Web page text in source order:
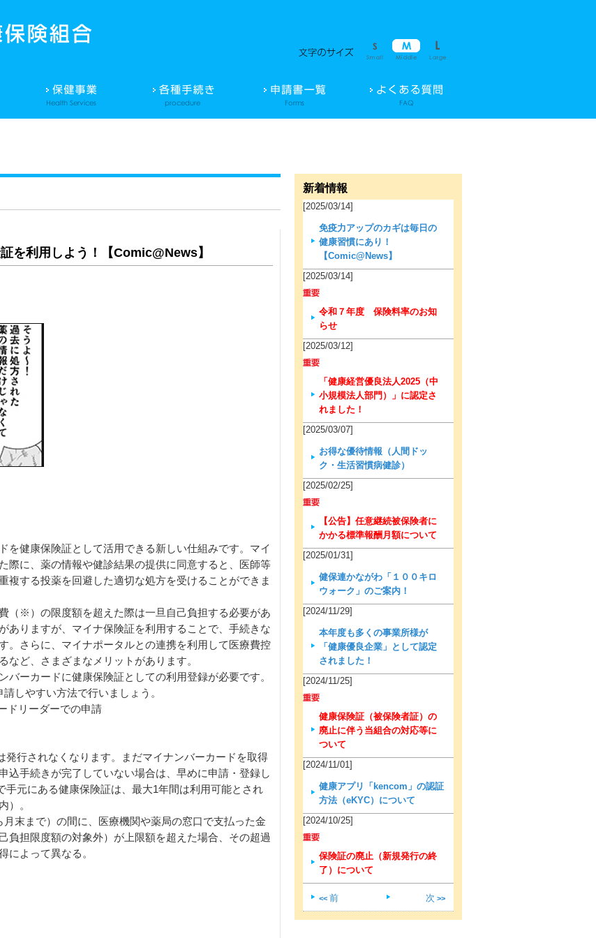
を利用しよう！【Comic@News】
を健康保険証として活用できる新しい仕組みです。マイ
際に、薬の情報や健診結果の提供に同意すると、医師等
複する投薬を回避した適切な処方を受けることができま
（※）の限度額を超えた際は一旦自己負担する必要があ
ありますが、マイナ保険証を利用することで、手続きな
。さらに、マイナポータルとの連携を利用して医療費控
など、さまざまなメリットがあります。
バーカードに健康保険証としての利用登録が必要です。
しやすい方法で行いましょう。
ドリーダーでの申請
発行されなくなります。まだマイナンバーカードを取得
込手続きが完了していない場合は、早めに申請・登録し
手元にある健康保険証は、最大1年間は利用可能とされ
）。
末まで）の間に、医療機関や薬局の窓口で支払った金
負担限度額の対象外）が上限額を超えた場合、その超過
によって異なる。
新着情報
[2025/03/14]
免疫力アップのカギは毎日の
健康習慣にあり！
【Comic@News】
[2025/03/14]
令和７年度 保険料率のお知
らせ
[2025/03/12]
「健康経営優良法人2025（中
小規模法人部門）」に認定さ
れました！
[2025/03/07]
お得な優待情報（人間ドッ
ク・生活習慣病健診）
[2025/02/25]
【公告】任意継続被保険者に
かかる標準報酬月額について
[2025/01/31]
健保連かながわ「１００キロ
ウォーク」のご案内！
[2024/11/29]
本年度も多くの事業所様が
「健康優良企業」として認定
されました！
[2024/11/25]
健康保険証（被保険者証）の
廃止に伴う当組合の対応等に
ついて
[2024/11/01]
健康アプリ「kencom」の認証
方法（eKYC）について
[2024/10/25]
保険証の廃止（新規発行の終
了）について
<< 前 次 >>